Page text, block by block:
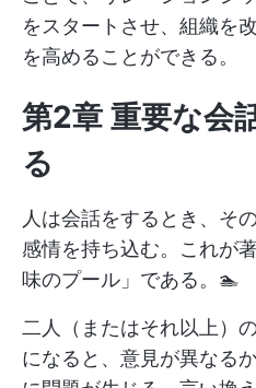
をスタートさせ、組織を
を高めることができる。
第2章 重要な会
る
人は会話をするとき、そ
感情を持ち込む。これが
味のプール」である。🏊
二人（またはそれ以上）
になると、意見が異なる